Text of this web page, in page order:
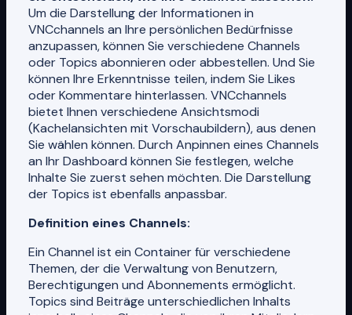
Um die Darstellung der Informationen in
VNCchannels an Ihre persönlichen Bedürfnisse
anzupassen, können Sie verschiedene Channels
oder Topics abonnieren oder abbestellen. Und Sie
können Ihre Erkenntnisse teilen, indem Sie Likes
oder Kommentare hinterlassen. VNCchannels
bietet Ihnen verschiedene Ansichtsmodi
(Kachelansichten mit Vorschaubildern), aus denen
Sie wählen können. Durch Anpinnen eines Channels
an Ihr Dashboard können Sie festlegen, welche
Inhalte Sie zuerst sehen möchten. Die Darstellung
der Topics ist ebenfalls anpassbar.
Definition eines Channels:
Ein Channel ist ein Container für verschiedene
Themen, der die Verwaltung von Benutzern,
Berechtigungen und Abonnements ermöglicht.
Topics sind Beiträge unterschiedlichen Inhalts